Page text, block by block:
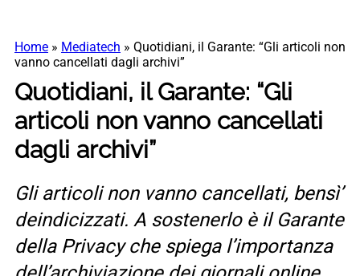
Home » Mediatech » Quotidiani, il Garante: “Gli articoli non
vanno cancellati dagli archivi”
Quotidiani, il Garante: “Gli
articoli non vanno cancellati
dagli archivi”
Gli articoli non vanno cancellati, bensì’
deindicizzati. A sostenerlo è il Garante
della Privacy che spiega l’importanza